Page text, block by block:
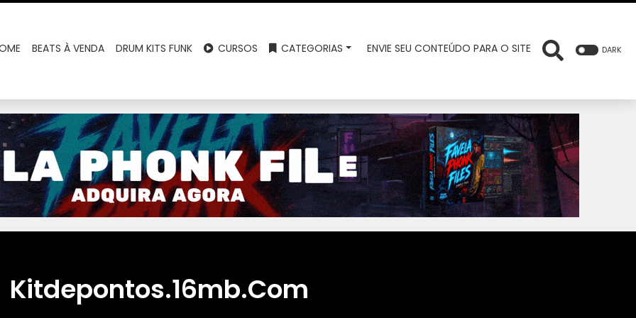
BEATS À VENDA DRUM KITS FUNK CURSOS CATEGORIAS ENVIE SEU CONTEÚDO PARA O SITE DARK
Kitdepontos.16mb.Com